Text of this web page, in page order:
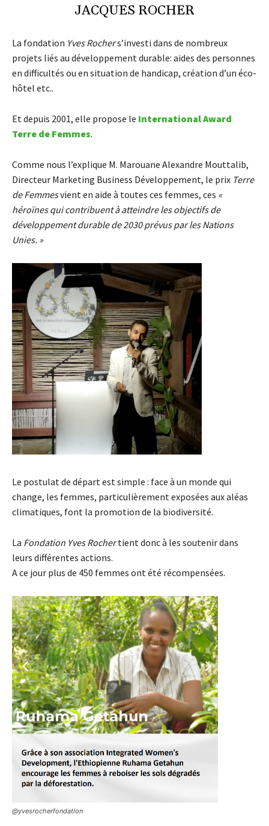
JACQUES ROCHER
La fondation Yves Rochers’investi dans de nombreux
projets liés au développement durable: aides des personnes
en difficultés ou en situation de handicap, création d’un éco-
hôtel etc..
Et depuis 2001, elle propose le International Award
Terre de Femmes.
Comme nous l’explique M. Marouane Alexandre Mouttalib,
Directeur Marketing Business Développement, le prix Terre
de Femmesvient en aide à toutes ces femmes, ces «
héroïnes qui contribuent à atteindre les objectifs de
développement durable de 2030 prévus par les Nations
Unies. »
Le postulat de départ est simple : face à un monde qui
change, les femmes, particulièrement exposées aux aléas
climatiques, font la promotion de la biodiversité.
La Fondation Yves Rochertient donc à les soutenir dans
leurs différentes actions.
A ce jour plus de 450 femmes ont été récompensées.
@yvesrocherfondation